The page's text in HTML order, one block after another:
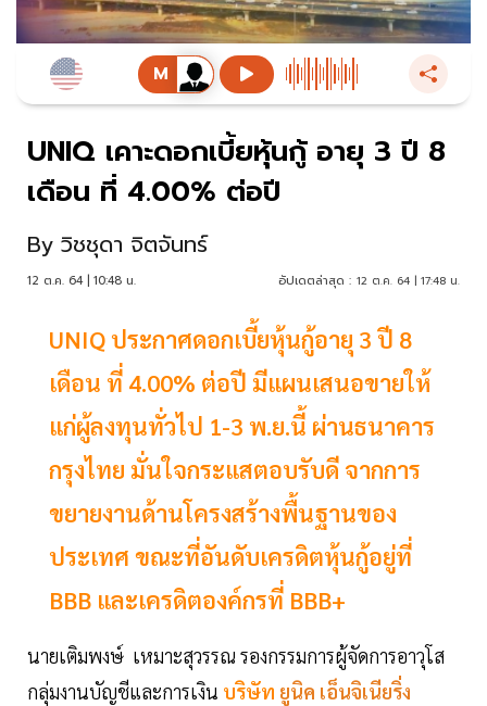
UNIQ เคาะดอกเบี้ยหุ้นกู้ อายุ 3 ปี 8
เดือน ที่ 4.00% ต่อปี
By วิชชุดา จิตจันทร์
12 ต.ค. 64 | 10:48 น. อัปเดตล่าสุด : 12 ต.ค. 64 | 17:48 น.
UNIQ ประกาศดอกเบี้ยหุ้นกู้อายุ 3 ปี 8
เดือน ที่ 4.00% ต่อปี มีแผนเสนอขายให้
แก่ผู้ลงทุนทั่วไป 1-3 พ.ย.นี้ ผ่านธนาคาร
กรุงไทย มั่นใจกระแสตอบรับดี จากการ
ขยายงานด้านโครงสร้างพื้นฐานของ
ประเทศ ขณะที่อันดับเครดิตหุ้นกู้อยู่ที่
BBB และเครดิตองค์กรที่ BBB+
นายเติมพงษ์ เหมาะสุวรรณ รองกรรมการผู้จัดการอาวุโส
กลุ่มงานบัญชีและการเงิน บริษัท ยูนิค เอ็นจิเนียริ่ง